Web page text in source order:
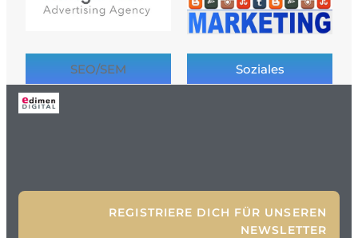
SEO/SEM Soziales
REGISTRIERE DICH FÜR UNSEREN
NEWSLETTER